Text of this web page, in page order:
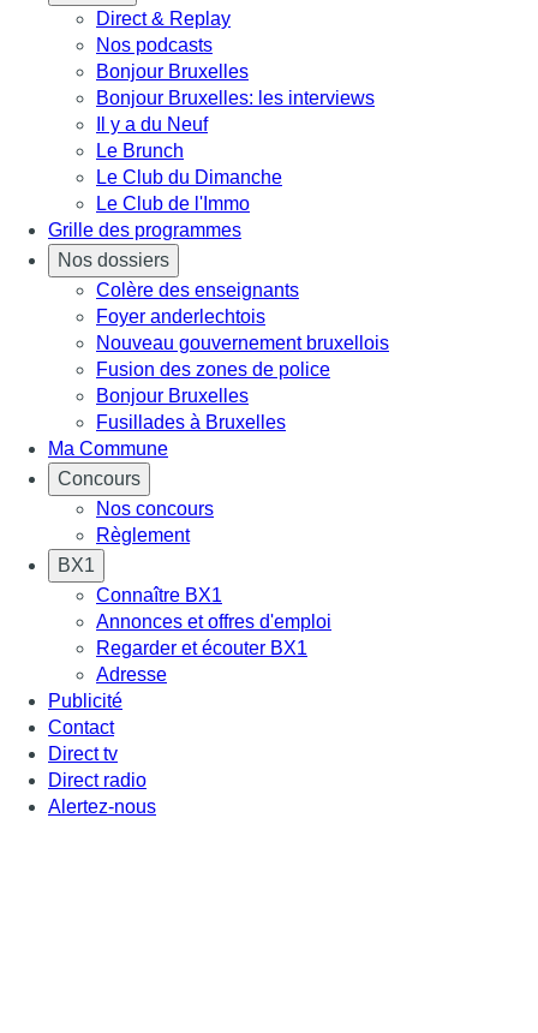
Direct & Replay
Nos podcasts
Bonjour Bruxelles
Bonjour Bruxelles: les interviews
Il y a du Neuf
Le Brunch
Le Club du Dimanche
Le Club de l'Immo
Grille des programmes
Nos dossiers
Colère des enseignants
Foyer anderlechtois
Nouveau gouvernement bruxellois
Fusion des zones de police
Bonjour Bruxelles
Fusillades à Bruxelles
Ma Commune
Concours
Nos concours
Règlement
BX1
Connaître BX1
Annonces et offres d'emploi
Regarder et écouter BX1
Adresse
Publicité
Contact
Direct tv
Direct radio
Alertez-nous